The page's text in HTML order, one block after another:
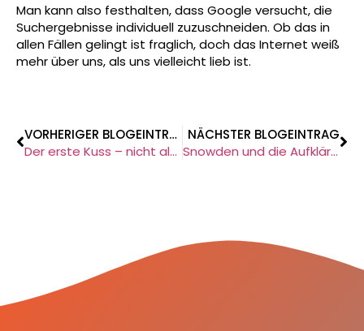
Man kann also festhalten, dass Google versucht, die
Suchergebnisse individuell zuzuschneiden. Ob das in
allen Fällen gelingt ist fraglich, doch das Internet weiß
mehr über uns, als uns vielleicht lieb ist.
VORHERIGER BLOGEINTRAG
Der erste Kuss – nicht als App erhältlich!
NÄCHSTER BLOGEINTRAG
Snowden und die Aufklärung der NSA-Affäre